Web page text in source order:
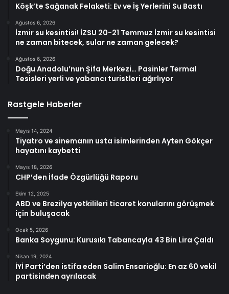
Köşk’te Sağanak Felaketi: Ev ve İş Yerlerini Su Bastı
Ağustos 6, 2026
İzmir su kesintisi! İZSU 20-21 Temmuz İzmir su kesintisi
ne zaman bitecek, sular ne zaman gelecek?
Ağustos 6, 2026
Doğu Anadolu’nun Şifa Merkezi… Pasinler Termal
Tesisleri yerli ve yabancı turistleri ağırlıyor
Rastgele Haberler
Mayıs 14, 2024
Tiyatro ve sinemanın usta isimlerinden Ayten Gökçer
hayatını kaybetti
Mayıs 18, 2026
CHP’den İfade Özgürlüğü Raporu
Ekim 12, 2025
ABD ve Brezilya yetkilileri ticaret konularını görüşmek
için buluşacak
Ocak 5, 2026
Banka Soygunu: Kurusıkı Tabancayla 43 Bin Lira Çaldı
Nisan 19, 2024
İYİ Parti’den istifa eden Salim Ensarioğlu: En az 60 vekil
partisinden ayrılacak